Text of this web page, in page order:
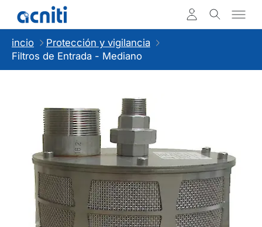
incio
Protección y vigilancia
Filtros de Entrada - Mediano